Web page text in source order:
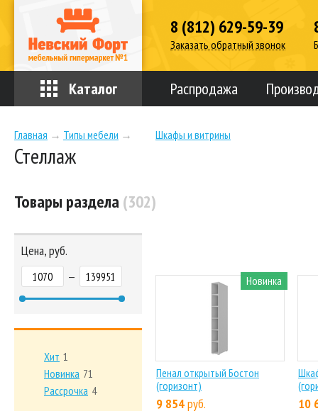
8 (812) 629-59-39
Заказать обратный звонок
Каталог Распродажа
Главная → Типы мебели → Шкафы и витрины
Стеллаж
Товары раздела(302)
Новинка
Пенал открытый Бостон
(горизонт)
9 854руб. 10
Цена, руб.
—
Хит 1
Новинка 71
Рассрочка 4